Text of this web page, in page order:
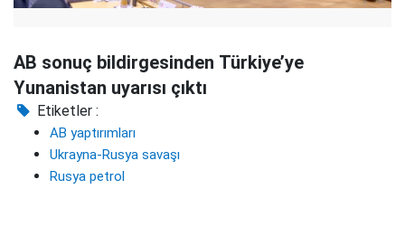
AB sonuç bildirgesinden Türkiye’ye
Yunanistan uyarısı çıktı
Etiketler :
AB yaptırımları
Ukrayna-Rusya savaşı
Rusya petrol